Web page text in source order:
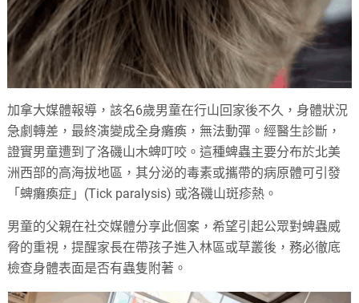
加拿大媒體報導，該名6歲男童在行山回家後不久，身體狀況
急劇轉差，最終演變成全身癱瘓，無法動彈。經醫生診斷，
證實男童遭到了洛磯山木蜱叮咬。這種蜱蟲主要分布於北美
洲西部的高海拔地區，其分泌的毒素或攜帶的病原體可引發
「蜱癱瘓症」(Tick paralysis) 或洛磯山斑疹熱。
男童的父親在社交媒體分享此個案，希望引起公眾對蜱蟲威
脅的重視，提醒家長在帶孩子進入林區或草叢後，務必徹底
檢查身體表面是否有蟲隻附著。